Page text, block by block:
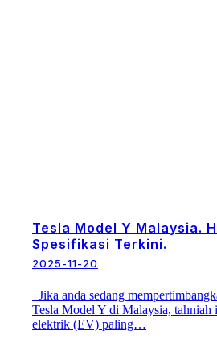
Tesla Model Y Malaysia.
Spesifikasi Terkini.
2025-11-20
Jika anda sedang
Tesla Model Y di Malaysia, tahniah
elektrik (EV) paling…